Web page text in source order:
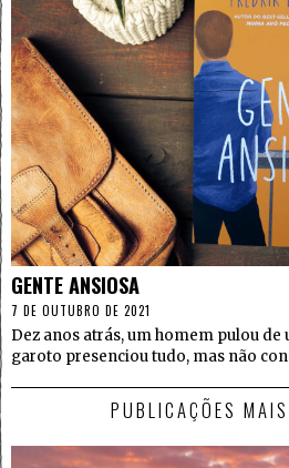
GENTE ANSIOSA
7 DE OUTUBRO DE 2021
Dez anos atrás, um homem pulou
garoto presenciou tudo, mas não
PUBLICAÇÕES